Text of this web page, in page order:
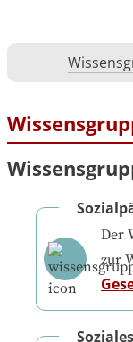
Der
zur
Soziales